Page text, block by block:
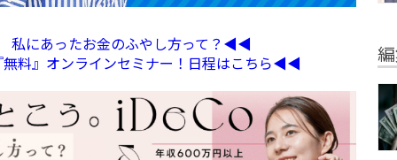
にあったお金のふやし方って？◀︎◀︎
料』オンラインセミナー！日程はこちら◀︎◀︎